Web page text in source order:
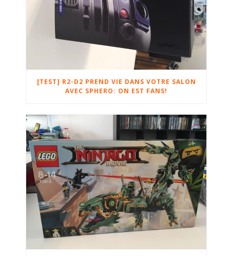
[TEST] R2-D2 PREND VIE DANS VOTRE SALON
AVEC SPHERO: ON EST FANS!